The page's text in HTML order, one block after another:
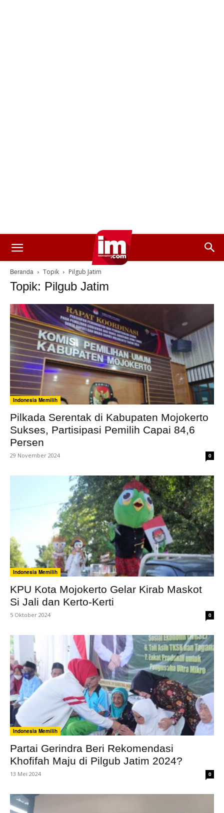
Beranda Topik Pilgub Jatim
Topik: Pilgub Jatim
Indonesia Memilih
Pilkada Serentak di Kabupaten Mojokerto
Sukses, Partisipasi Pemilih Capai 84,6
Persen
29 November 2024 0
Indonesia Memilih
KPU Kota Mojokerto Gelar Kirab Maskot
Si Jali dan Kerto-Kerti
5 Oktober 2024 0
Indonesia Memilih
Partai Gerindra Beri Rekomendasi
Khofifah Maju di Pilgub Jatim 2024?
13 Mei 2024 0